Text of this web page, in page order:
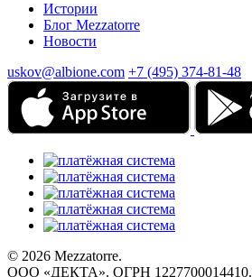
Истории
Блог Mezzatorre
Новости
uskov@albione.com +7 (495) 374-81-48
© 2026 Mezzatorre.
ООО «ДЕКТА». ОГРН 1227700014410.